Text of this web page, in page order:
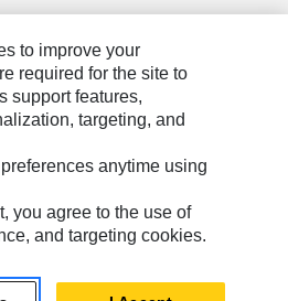
판권 소유
to improve your
required for the site to
support features,
targeting, and
anytime using
you agree to the use of
and targeting cookies.